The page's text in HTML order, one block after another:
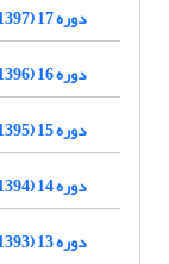
دوره 17 (1397)
دوره 16 (1396)
دوره 15 (1395)
دوره 14 (1394)
دوره 13 (1393)